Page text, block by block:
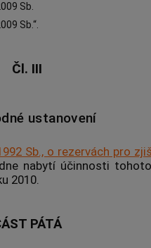
Sb.
Sb.“.
Čl. III
ustanovení
Sb., o rezervách pro
nabytí účinnosti
2010.
PÁTÁ